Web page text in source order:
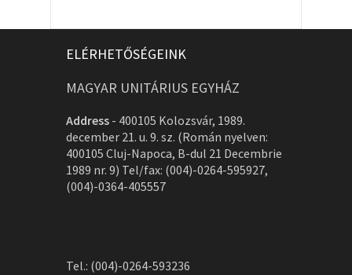
ELÉRHETŐSÉGEINK
MAGYAR UNITÁRIUS EGYHÁZ
Address - 400105 Kolozsvár, 1989.
december 21. u. 9. sz. (Román nyelven:
400105 Cluj-Napoca, B-dul 21 Decembrie
1989 nr. 9) Tel/fax: (004)-0264-595927,
(004)-0364-405557
Tel.: (004)-0264-593236